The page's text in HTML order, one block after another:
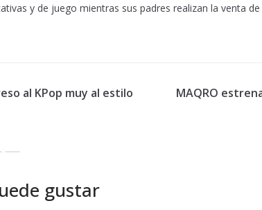
y de juego mientras sus padres realizan la venta
al KPop muy al estilo
MAQRO
gustar